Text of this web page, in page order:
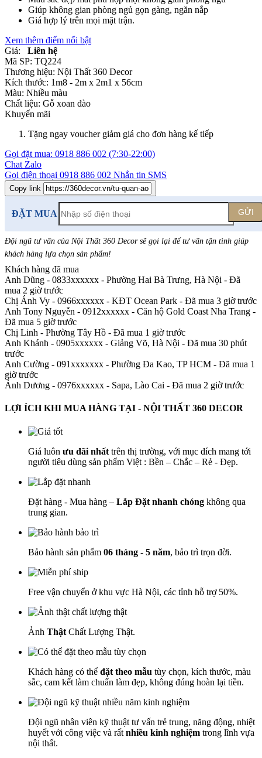
Giúp không gian phòng ngủ gọn gàng, ngăn nắp
Giá hợp lý trên mọi mặt trận.
Xem thêm điểm nổi bật
Giá:
Liên hệ
Mã SP: TQ224
Thương hiệu: Nội Thất 360 Decor
Kích thước: 1m8 - 2m x 2m1 x 56cm
Màu: Nhiều màu
Chất liệu: Gỗ xoan đào
Khuyến mãi
Tặng ngay voucher giảm giá cho đơn hàng kế tiếp
Gọi đặt mua: 0918 886 002 (7:30-22:00)
Chat Zalo
Gọi điện thoại 0918 886 002 Nhắn tin SMS
Copy link
ĐẶT MUA GỬI
Đội ngũ tư vấn của Nội Thất 360 Decor sẽ gọi lại để tư vấn tận tình giúp
khách hàng lựa chọn sản phẩm!
Khách hàng đã mua
Anh Dũng - 0833xxxxxx - Phường Hai Bà Trưng, Hà Nội - Đã
mua 2 giờ trước
Chị Ánh Vy - 0966xxxxxx - KĐT Ocean Park - Đã mua 3 giờ trước
Anh Tony Nguyễn - 0912xxxxxx - Căn hộ Gold Coast Nha Trang -
Đã mua 5 giờ trước
Chị Linh - Phường Tây Hồ - Đã mua 1 giờ trước
Anh Khánh - 0905xxxxxx - Giảng Võ, Hà Nội - Đã mua 30 phút
trước
Anh Cường - 091xxxxxxx - Phường Đa Kao, TP HCM - Đã mua 1
giờ trước
Ánh Dương - 0976xxxxxx - Sapa, Lào Cai - Đã mua 2 giờ trước
LỢI ÍCH KHI MUA HÀNG TẠI - NỘI THẤT 360 DECOR
Giá luôn ưu đãi nhất trên thị trường, với mục đích mang tới
người tiêu dùng sản phẩm Việt : Bền – Chắc – Rẻ - Đẹp.
Đặt hàng - Mua hàng – Lắp Đặt nhanh chóng không qua
trung gian.
Bảo hành sản phẩm 06 tháng - 5 năm, bảo trì trọn đời.
Free vận chuyển ở khu vực Hà Nội, các tỉnh hỗ trợ 50%.
Ảnh Thật Chất Lượng Thật.
Khách hàng có thể đặt theo mẫu tùy chọn, kích thước, màu
sắc, cam kết làm chuẩn làm đẹp, không đúng hoàn lại tiền.
Đội ngũ nhân viên kỹ thuật tư vấn trẻ trung, năng động, nhiệt
huyết với công việc và rất nhiều kinh nghiệm trong lĩnh vựa
nội thất.